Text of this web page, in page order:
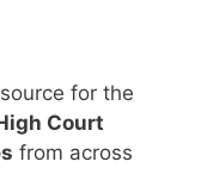
for the
Court
from across